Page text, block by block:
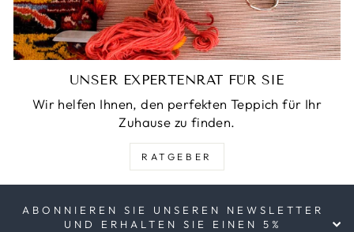
UNSER EXPERTENRAT FÜR SIE
Wir helfen Ihnen, den perfekten Teppich für Ihr
Zuhause zu finden.
RATGEBER
ABONNIEREN SIE UNSEREN NEWSLETTER
UND ERHALTEN SIE EINEN 5%